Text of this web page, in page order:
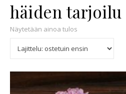
häiden tarjoilu
Näytetään ainoa tulos